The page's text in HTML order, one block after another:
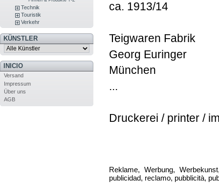
Technik
Touristik
Verkehr
KÜNSTLER
INICIO
Versand
Impressum
Über uns
AGB
ca. 1913/14
Teigwaren Fabrik
Georg Euringer
München
...
Druckerei / printer /
Reklame, Werbung,
publicidad, reclamo, pubblicità,